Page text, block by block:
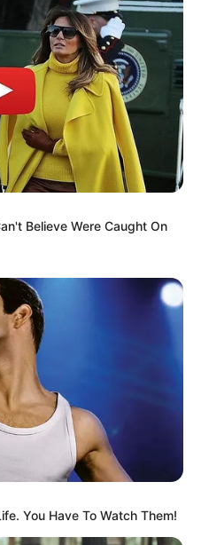
στην Εύβοια: Έκανε
2.480€
15 μηνών στη
με την 15χρονη
επεισόδιο στο
Believe Were Caught On
You Have To Watch Them!